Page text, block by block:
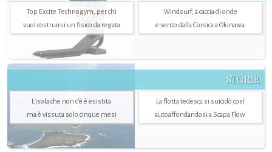
Top Excite Technogym, per chi
vuol costruirsi un fisico da regata
Windsurf, a caccia di onde
e vento dalla Corsica a Okinawa
STORIE
L’isola che non c'è è esistita
ma è vissuta solo cinque mesi
La flotta tedesca si suicidò così
autoaffondandosi a Scapa Flow